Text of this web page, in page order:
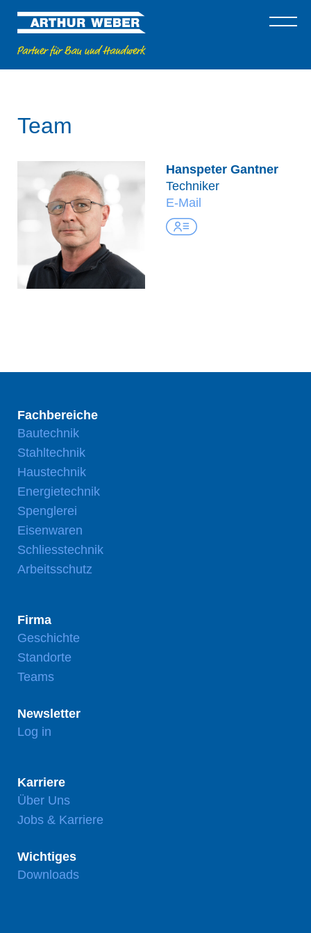
Team
Hanspeter Gantner
Techniker
E-Mail
Fachbereiche
Bautechnik
Stahltechnik
Haustechnik
Energietechnik
Spenglerei
Eisenwaren
Schliesstechnik
Arbeitsschutz
Firma
Geschichte
Standorte
Teams
Newsletter
Log in
Karriere
Über Uns
Jobs & Karriere
Wichtiges
Downloads